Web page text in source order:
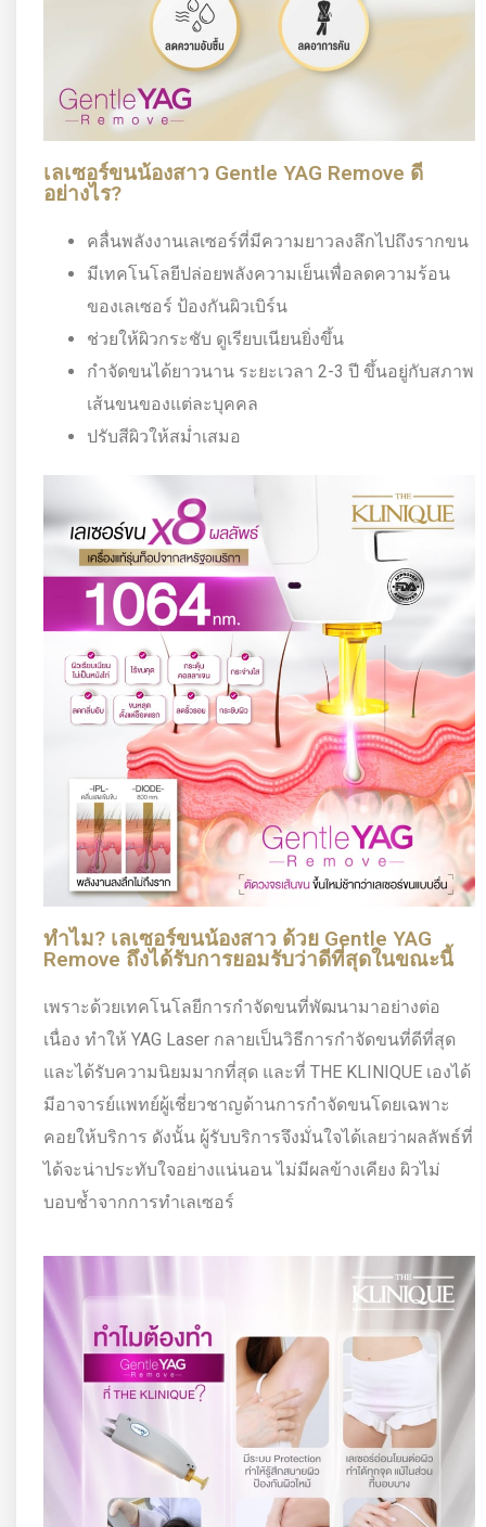
เลเซอร์ขนน้องสาว Gentle YAG Remove ดี
อย่างไร?
คลื่นพลังงานเลเซอร์ที่มีความยาวลงลึกไปถึงรากขน
มีเทคโนโลยีปล่อยพลังความเย็นเพื่อลดความร้อน
ของเลเซอร์ ป้องกันผิวเบิร์น
ช่วยให้ผิวกระชับ ดูเรียบเนียนยิ่งขึ้น
กำจัดขนได้ยาวนาน ระยะเวลา 2-3 ปี ขึ้นอยู่กับสภาพ
เส้นขนของแต่ละบุคคล
ปรับสีผิวให้สม่ำเสมอ
ทำไม? เลเซอร์ขนน้องสาว ด้วย Gentle YAG
Remove ถึงได้รับการยอมรับว่าดีที่สุดในขณะนี้
เพราะด้วยเทคโนโลยีการกำจัดขนที่พัฒนามาอย่างต่อ
เนื่อง ทำให้ YAG Laser กลายเป็นวิธีการกำจัดขนที่ดีที่สุด
และได้รับความนิยมมากที่สุด และที่ THE KLINIQUE เองได้
มีอาจารย์แพทย์ผู้เชี่ยวชาญด้านการกำจัดขนโดยเฉพาะ
คอยให้บริการ ดังนั้น ผู้รับบริการจึงมั่นใจได้เลยว่าผลลัพธ์ที่
ได้จะน่าประทับใจอย่างแน่นอน ไม่มีผลข้างเคียง ผิวไม่
บอบช้ำจากการทำเลเซอร์